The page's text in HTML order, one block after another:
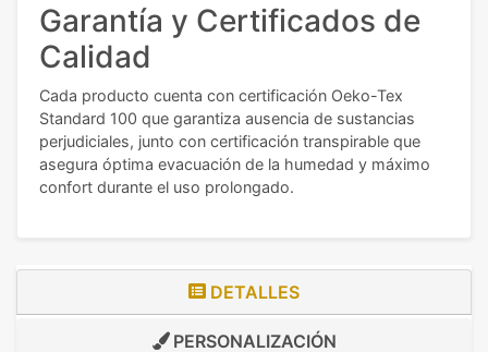
Garantía y Certificados de
Calidad
Cada producto cuenta con certificación Oeko-Tex
Standard 100 que garantiza ausencia de sustancias
perjudiciales, junto con certificación transpirable que
asegura óptima evacuación de la humedad y máximo
confort durante el uso prolongado.
DETALLES
PERSONALIZACIÓN